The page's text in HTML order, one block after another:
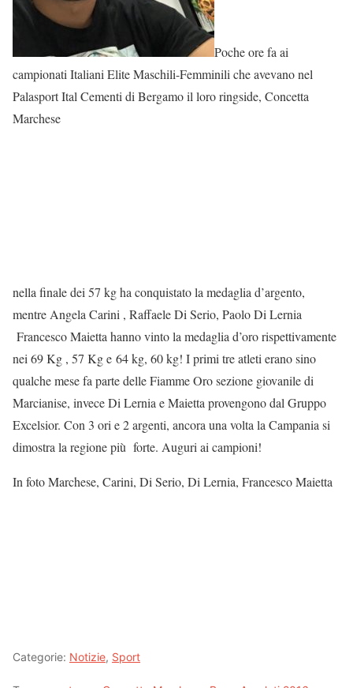
Poche ore fa ai
campionati Italiani Elite Maschili-Femminili che avevano nel
Palasport Ital Cementi di Bergamo il loro ringside, Concetta
Marchese
nella finale dei 57 kg ha conquistato la medaglia d’argento,
mentre Angela Carini , Raffaele Di Serio, Paolo Di Lernia
Francesco Maietta hanno vinto la medaglia d’oro rispettivamente
nei 69 Kg , 57 Kg e 64 kg, 60 kg! I primi tre atleti erano sino
qualche mese fa parte delle Fiamme Oro sezione giovanile di
Marcianise, invece Di Lernia e Maietta provengono dal Gruppo
Excelsior. Con 3 ori e 2 argenti, ancora una volta la Campania si
dimostra la regione più forte. Auguri ai campioni!
In foto Marchese, Carini, Di Serio, Di Lernia, Francesco Maietta
Categorie: Notizie, Sport